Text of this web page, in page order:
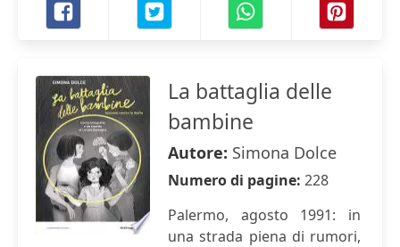
La battaglia delle
bambine
Autore: Simona Dolce
Numero di pagine: 228
Palermo, agosto 1991: in
una strada piena di rumori,